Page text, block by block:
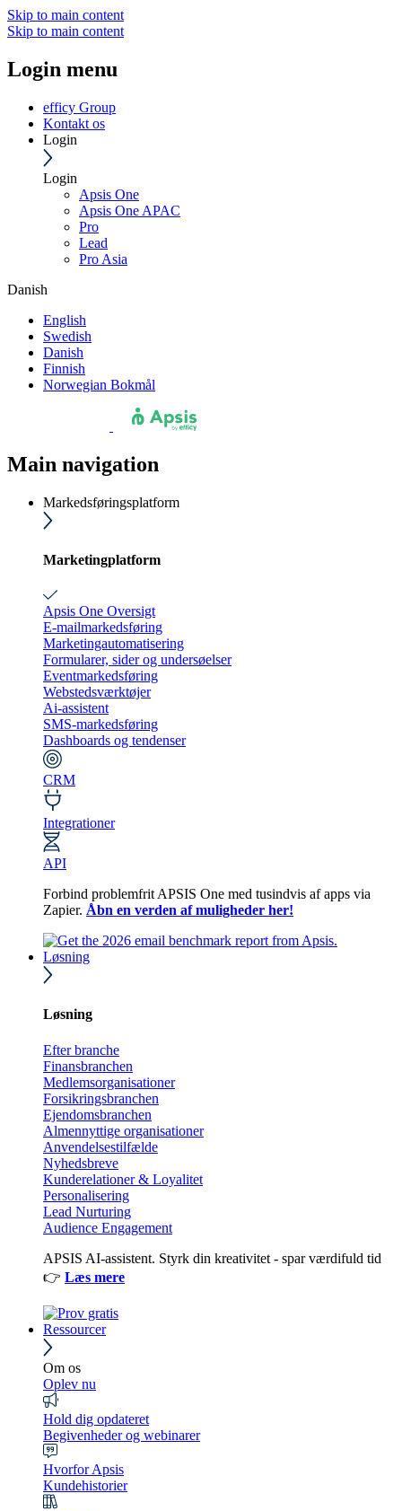
Skip to main content
Skip to main content
Login menu
efficy Group
Kontakt os
Login
Login
Apsis One
Apsis One APAC
Pro
Lead
Pro Asia
Danish
English
Swedish
Danish
Finnish
Norwegian Bokmål
Main navigation
Markedsføringsplatform
Marketingplatform
Apsis One Oversigt
E-mailmarkedsføring
Marketingautomatisering
Formularer, sider og undersøelser
Eventmarkedsføring
Webstedsværktøjer
Ai-assistent
SMS-markedsføring
Dashboards og tendenser
CRM
Integrationer
API
Forbind problemfrit APSIS One med tusindvis af apps via
Zapier. Åbn en verden af muligheder her!
Løsning
Løsning
Efter branche
Finansbranchen
Medlemsorganisationer
Forsikringsbranchen
Ejendomsbranchen
Almennyttige organisationer
Anvendelsestilfælde
Nyhedsbreve
Kunderelationer & Loyalitet
Personalisering
Lead Nurturing
Audience Engagement
APSIS AI-assistent. Styrk din kreativitet - spar værdifuld tid
👉 Læs mere
Ressourcer
Om os
Oplev nu
Hold dig opdateret
Begivenheder og webinarer
Hvorfor Apsis
Kundehistorier